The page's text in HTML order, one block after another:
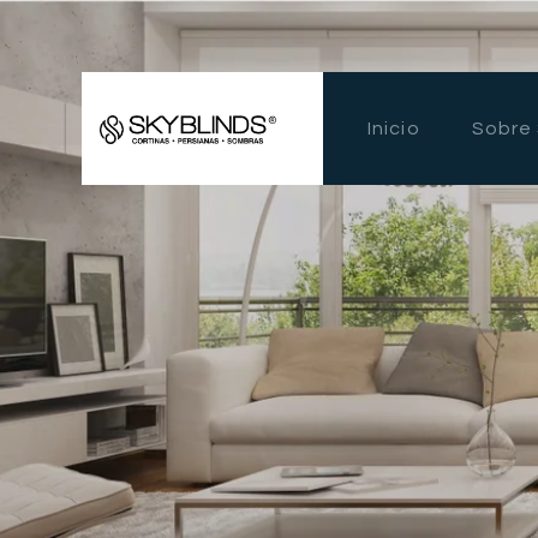
Inicio Sobre